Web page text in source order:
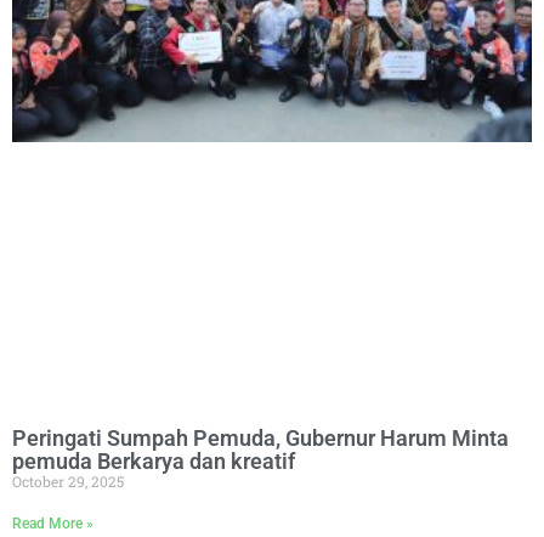
Peringati Sumpah Pemuda, Gubernur Harum Minta
pemuda Berkarya dan kreatif
October 29, 2025
Read More »